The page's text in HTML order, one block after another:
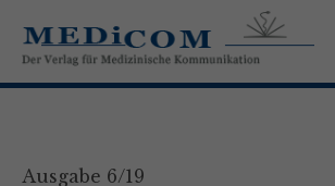
Ausgabe 6/19